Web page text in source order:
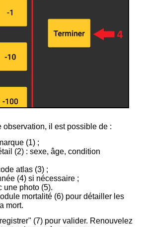
observation, il est possible de :
(1) ;
(2) : sexe, âge, condition
atlas (3) ;
(4) si nécessaire ;
une photo (5).
mortalité (6) pour détailler les
mort.
(7) pour valider. Renouvelez